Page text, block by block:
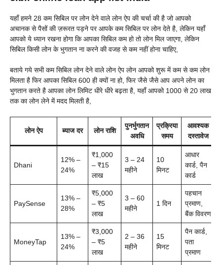
यहाँ हमने 28 कम सिबिल पर लोन देने वाले लोन ऐप की चर्चा की है जो आपको
अचानक से पैसों की ज़रूरत पड़ने पर आपके कम सिबिल पर लोन देते है, लेकिन यहाँ
आपको ये ध्यान रखना होगा कि आपका सिबिल कम हो तो लोन मिल जाएगा, लेकिन
सिबिल किसी लोन के भुगतान ना करने की वजह से कम नहीं होना चाहिए,
बताये गये सभी कम सिबिल लोन देने वाले लोन ऐप लोन आपको शुरू में कम से कम लोन
मिलता है फिर आपका सिबिल 600 ही क्यों ना हो, फिर जैसे जैसे आप अपने लोन का
भुगतान करते है आपका लोन लिमिट धीरे धीरे बढ़ता है, यहाँ आपको 1000 से 20 लाख
तक का लोन लेने में मदद मिलती है,
लोन ऐप ब्याज दर लोन राशि
पुनर्भुगतान
अवधि
प्रक्रिया
समय
आवश्यक
दस्तावेज
Dhani
12% –
24%
₹1,000
– ₹15
लाख
3 – 24
महीने
10
मिनट
आधार
कार्ड, पैन
कार्ड
PaySense
13% –
28%
₹5,000
– ₹5
लाख
3 – 60
महीने
1 दिन
पहचान
प्रमाण,
बैंक विवरण
MoneyTap
13% –
24%
₹3,000
– ₹5
लाख
2 – 36
महीने
15
मिनट
पैन कार्ड,
पता
प्रमाण